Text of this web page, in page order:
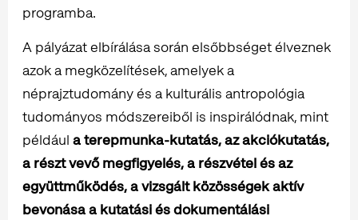
programba.
A pályázat elbírálása során elsőbbséget élveznek
azok a megközelítések, amelyek a
néprajztudomány és a kulturális antropológia
tudományos módszereiből is inspirálódnak, mint
például a terepmunka-kutatás, az akciókutatás,
a részt vevő megfigyelés, a részvétel és az
együttműködés, a vizsgált közösségek aktív
bevonása a kutatási és dokumentálási